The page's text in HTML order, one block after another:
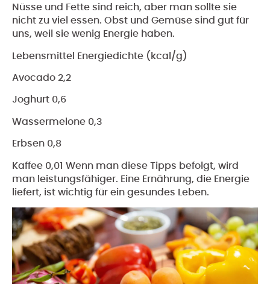
Nüsse und Fette sind reich, aber man sollte sie
nicht zu viel essen. Obst und Gemüse sind gut für
uns, weil sie wenig Energie haben.
Lebensmittel Energiedichte (kcal/g)
Avocado 2,2
Joghurt 0,6
Wassermelone 0,3
Erbsen 0,8
Kaffee 0,01 Wenn man diese Tipps befolgt, wird
man leistungsfähiger. Eine Ernährung, die Energie
liefert, ist wichtig für ein gesundes Leben.